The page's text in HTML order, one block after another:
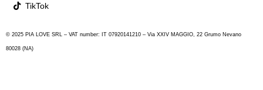
TikTok
© 2025 PIA LOVE SRL – VAT number: IT 07920141210 – Via XXIV MAGGIO, 22 Grumo Nevano
80028 (NA)